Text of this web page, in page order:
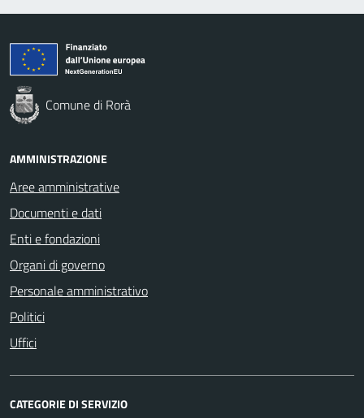
Comune di Rorà
AMMINISTRAZIONE
Aree amministrative
Documenti e dati
Enti e fondazioni
Organi di governo
Personale amministrativo
Politici
Uffici
CATEGORIE DI SERVIZIO